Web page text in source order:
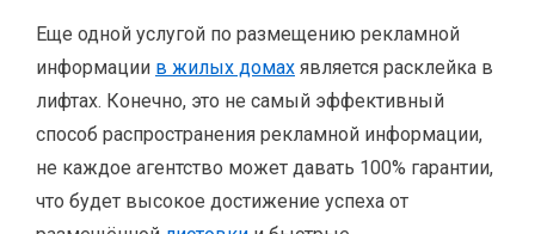
Еще одной услугой по размещению рекламной
информации в жилых домах является расклейка в
лифтах. Конечно, это не самый эффективный
способ распространения рекламной информации,
не каждое агентство может давать 100% гарантии,
что будет высокое достижение успеха от